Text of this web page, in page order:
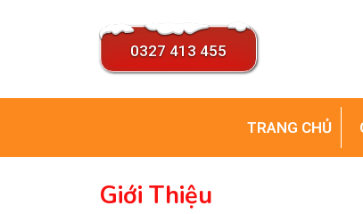
0327 413 455
TRANG CHỦ
Giới Thiệu